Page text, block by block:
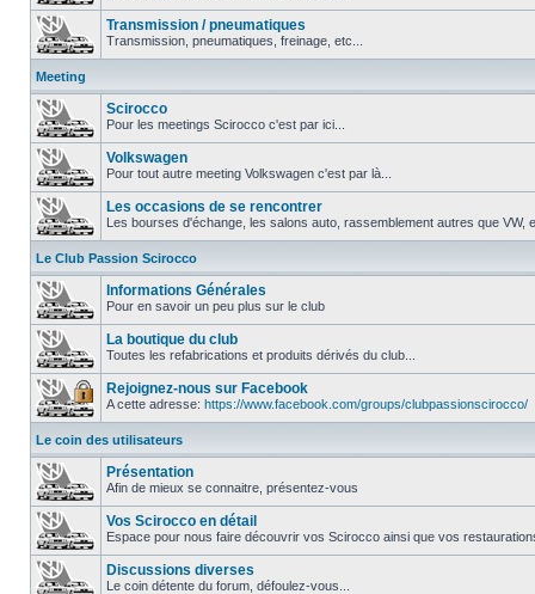
Transmission / pneumatiques
Transmission, pneumatiques, freinage, etc...
Meeting
Scirocco
Pour les meetings Scirocco c'est par ici...
Volkswagen
Pour tout autre meeting Volkswagen c'est par là...
Les occasions de se rencontrer
Les bourses d'échange, les salons auto, rassemblement autres que VW,
Le Club Passion Scirocco
Informations Générales
Pour en savoir un peu plus sur le club
La boutique du club
Toutes les refabrications et produits dérivés du club...
Rejoignez-nous sur Facebook
A cette adresse: https://www.facebook.com/groups/clubpassionscirocco/
Le coin des utilisateurs
Présentation
Afin de mieux se connaitre, présentez-vous
Vos Scirocco en détail
Espace pour nous faire découvrir vos Scirocco ainsi que vos
Discussions diverses
Le coin détente du forum, défoulez-vous...